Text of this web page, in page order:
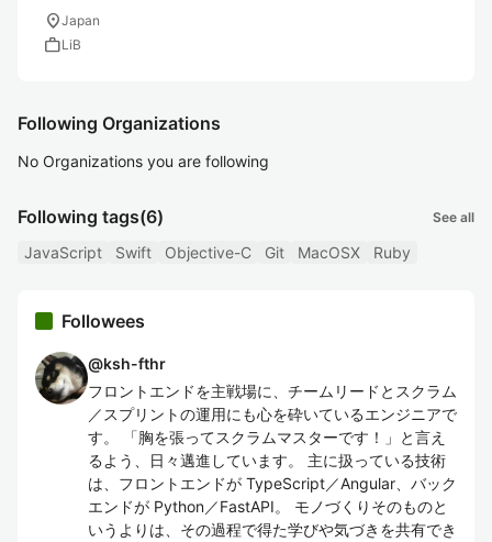
location_onJapan
workLiB
Following Organizations
No Organizations you are following
Following tags(6) See all
JavaScript Swift Objective-C Git MacOSX Ruby
Followees
@ksh-fthr
フロントエンドを主戦場に、チームリードとスクラム
／スプリントの運用にも心を砕いているエンジニアで
す。 「胸を張ってスクラムマスターです！」と言え
るよう、日々邁進しています。 主に扱っている技術
は、フロントエンドが TypeScript／Angular、バック
エンドが Python／FastAPI。 モノづくりそのものと
いうよりは、その過程で得た学びや気づきを共有でき